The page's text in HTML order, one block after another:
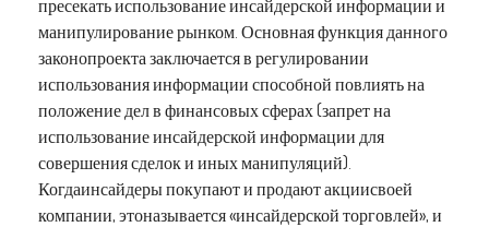
пресекать использование инсайдерской информации и
манипулирование рынком. Основная функция данного
законопроекта заключается в регулировании
использования информации способной повлиять на
положение дел в финансовых сферах (запрет на
использование инсайдерской информации для
совершения сделок и иных манипуляций).
Когдаинсайдеры покупают и продают акциисвоей
компании, этоназывается «инсайдерской торговлей», и